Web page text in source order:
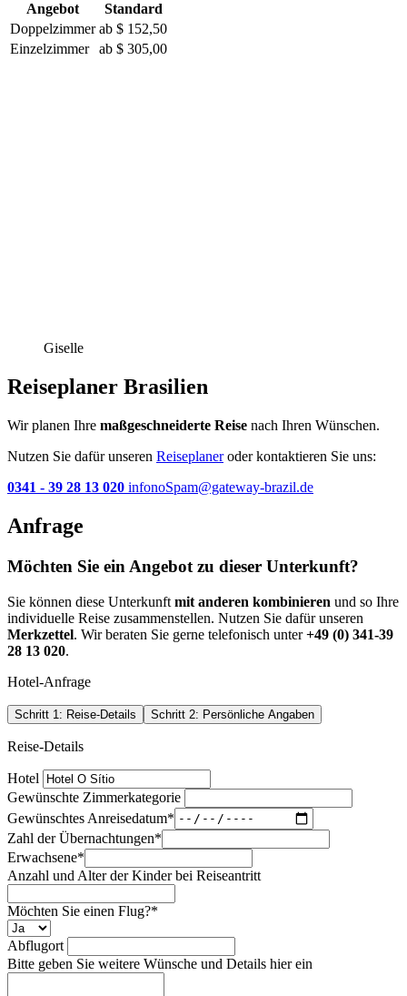
Angebot
Standard
Doppelzimmer ab $ 152,50
Einzelzimmer
ab $ 305,00
Giselle
Reiseplaner Brasilien
Wir planen Ihre maßgeschneiderte Reise nach Ihren Wünschen.
Nutzen Sie dafür unseren Reiseplaneroder kontaktieren Sie uns:
0341 - 39 28 13 020 infonoSpam@gateway-brazil.de
Anfrage
Möchten Sie ein Angebot zu dieser Unterkunft?
Sie können diese Unterkunft mit anderen kombinieren und so Ihre
individuelle Reise zusammenstellen. Nutzen Sie dafür unseren
Merkzettel. Wir beraten Sie gerne telefonisch unter+49 (0) 341-39
28 13 020.
Hotel-Anfrage
Schritt 1: Reise-Details Schritt 2: Persönliche Angaben
Reise-Details
Hotel
Gewünschte Zimmerkategorie
Gewünschtes Anreisedatum*
Zahl der Übernachtungen*
Erwachsene*
Anzahl und Alter der Kinder bei Reiseantritt
Möchten Sie einen Flug?*
Abflugort
Bitte geben Sie weitere Wünsche und Details hier ein